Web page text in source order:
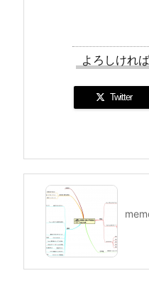
よろしけれ
Twitter